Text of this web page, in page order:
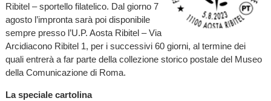
Ribitel – sportello filatelico. Dal giorno 7
agosto l’impronta sarà poi disponibile
sempre presso l’U.P. Aosta Ribitel – Via
Arcidiacono Ribitel 1, per i successivi 60 giorni, al termine dei
quali entrerà a far parte della collezione storico postale del Museo
della Comunicazione di Roma.
La speciale cartolina